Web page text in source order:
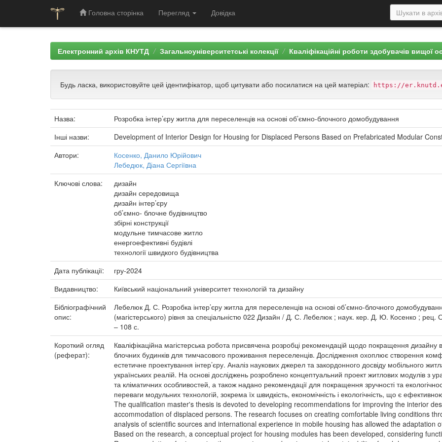
Головна сторінка Перегляд Довідка
Електронний архів КНУТД Загальноуніверситетські колекції Кваліфікаційні роботи здобувачів вищої
Будь ласка, використовуйте цей ідентифікатор, щоб цитувати або посилатися на цей матеріал: https://
Назва:
Розробка інтер’єру житла для переселенців на основі об’ємно-блочного домобудування
Інші назви:
Development of Interior Design for Housing for Displaced Persons Based on Prefabricated Modular
Автори:
Косенко, Данило Юрійович
Лебедюк, Діана Сергіївна
Ключові слова:
дизайн
дизайн середовища
дизайн інтер’єру
об’ємно- блочне будівництво
збірні конструкції
модульне тимчасове житло
енергоефективні будівлі
технології швидкого будівництва
Дата публікації:
гру-2024
Видавництво:
Київський національний університет технологій та дизайну
Бібліографічний
опис:
Лебелюк Д. С. Розробка інтер’єру житла для переселенців на основі об’ємно-блочного
(магістерського) рівня за спеціальністю 022 Дизайн / Д. С. Лебелюк ; наук. кер. Д. Ю. Косенко ;
– 108 с.
Короткий огляд
(реферат):
Кваліфікаційна магістерська робота присвячена розробці рекомендацій щодо покращення
блочних будинків для тимчасового проживання переселенців. Дослідження охоплює створення
естетичне проектування інтер’єру. Аналіз наукових джерел та закордонного досвіду мобільного
українських реалій. На основі досліджень розроблено концептуальний проект житлових модулів з
та кліматичних особливостей, а також надано рекомендації для покращення зручності та
переваги модульних технологій, зокрема їх швидкість, економічність і екологічність, що є
The qualification master's thesis is devoted to developing recommendations for improving the interior
accommodation of displaced persons. The research focuses on creating comfortable living conditions
analysis of scientific sources and international experience in mobile housing has allowed the adaptation
Based on the research, a conceptual project for housing modules has been developed, considering